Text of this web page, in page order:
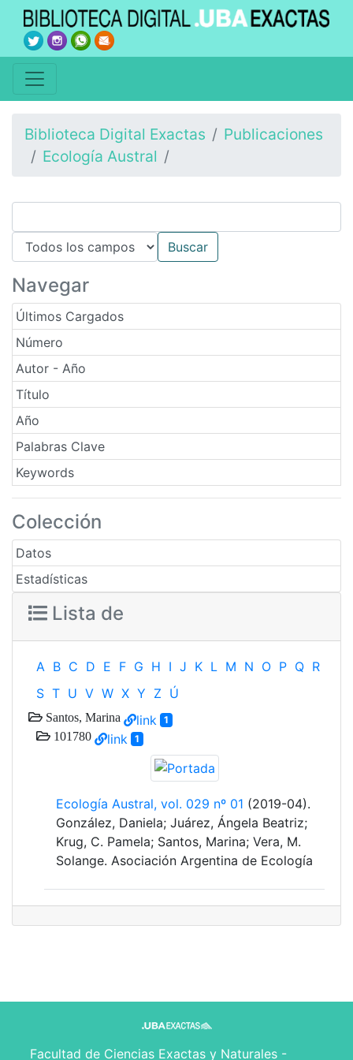
Biblioteca Digital Exactas
Publicaciones
Ecología Austral
Navegar
Últimos Cargados
Número
Autor - Año
Título
Año
Palabras Clave
Keywords
Colección
Datos
Estadísticas
Lista de
A B C D E F G H I J K L M N O P Q R
S T U V W X Y Z Ú
Santos, Marina link 1
101780 link 1
Ecología Austral, vol. 029 nº 01 (2019-04).
González, Daniela; Juárez, Ángela Beatriz;
Krug, C. Pamela; Santos, Marina; Vera, M.
Solange. Asociación Argentina de Ecología
Facultad de Ciencias Exactas y Naturales -